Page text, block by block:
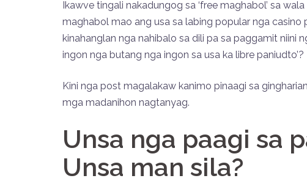
Ikawve tingali nakadungog sa ‘free maghabol’ sa
maghabol mao ang usa sa labing popular nga
kinahanglan nga nahibalo sa dili pa sa paggamit niini
ingon nga butang nga ingon sa usa ka libre paniudto’?
Kini nga post magalakaw kanimo pinaagi sa
mga madanihon nagtanyag.
Unsa nga paagi sa
Unsa man sila?